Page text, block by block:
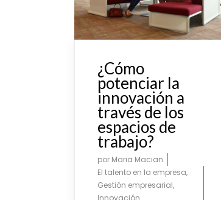
¿Cómo
potenciar la
innovación a
través de los
espacios de
trabajo?
por Maria Macian
El talento en la empresa,
Gestión empresarial,
Innovación